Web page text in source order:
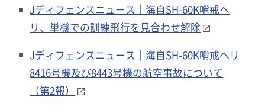
Jディフェンスニュース｜海自SH-60K哨戒ヘ
リ、単機での訓練飛行を見合わせ解除
Jディフェンスニュース｜海自SH-60K哨戒ヘリ
8416号機及び8443号機の航空事故について
（第2報）